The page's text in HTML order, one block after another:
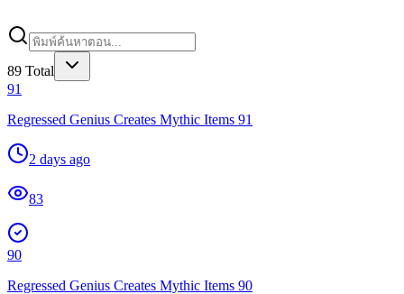
89 Total
91
Regressed Genius Creates Mythic Items 91
2 days ago
83
90
Regressed Genius Creates Mythic Items 90